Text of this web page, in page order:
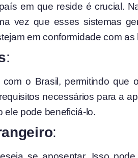
em que reside é crucial.
vez que esses sistemas
em conformidade com as
:
o Brasil, permitindo que
necessários para a
ele pode beneficiá-lo.
: